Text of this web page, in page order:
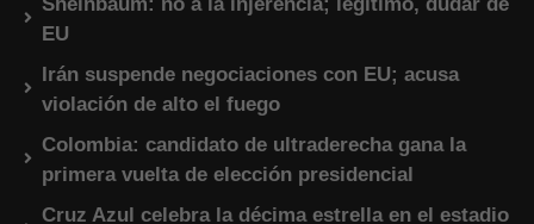
Sheinbaum: no a la injerencia; legítimo, dudar de
EU
Irán suspende negociaciones con EU; acusa
violación de alto el fuego
Colombia: candidato de ultraderecha gana la
primera vuelta de elección presidencial
Cruz Azul celebra la décima estrella en el estadio